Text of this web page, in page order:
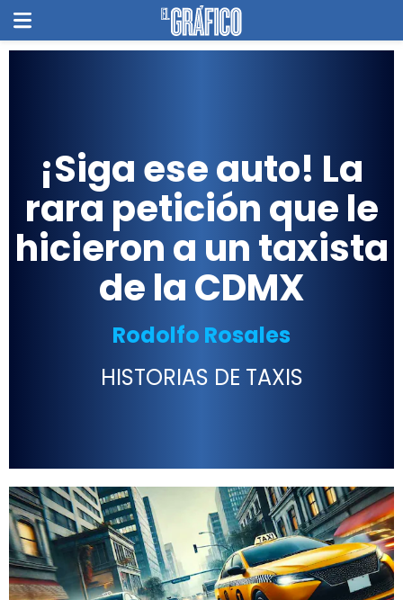
¡Siga ese auto! La
rara petición que le
hicieron a un taxista
de la CDMX
Rodolfo Rosales
HISTORIAS DE TAXIS